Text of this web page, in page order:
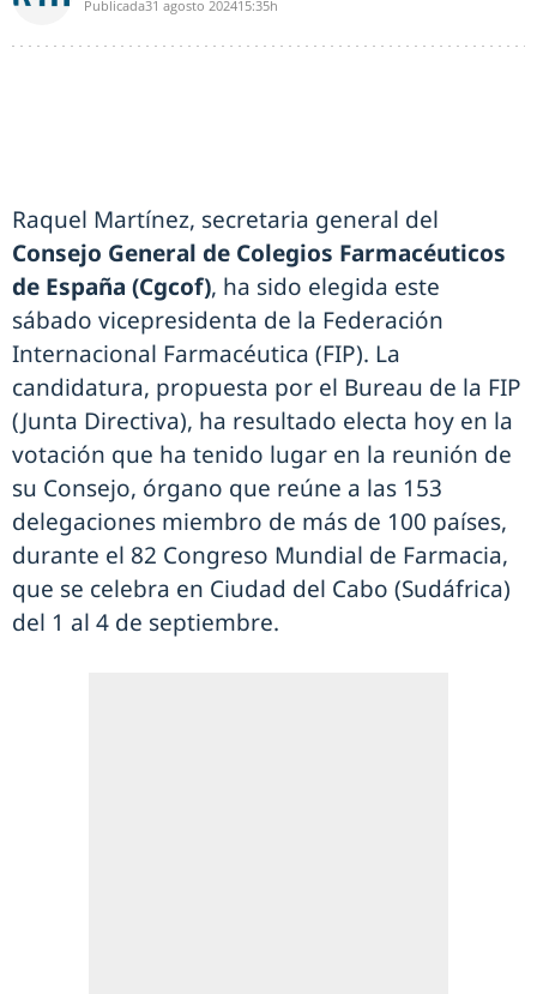
Publicada31 agosto 202415:35h
Raquel Martínez, secretaria general del
Consejo General de Colegios Farmacéuticos
de España (Cgcof), ha sido elegida este
sábado vicepresidenta de la Federación
Internacional Farmacéutica (FIP). La
candidatura, propuesta por el Bureau de la FIP
(Junta Directiva), ha resultado electa hoy en la
votación que ha tenido lugar en la reunión de
su Consejo, órgano que reúne a las 153
delegaciones miembro de más de 100 países,
durante el 82 Congreso Mundial de Farmacia,
que se celebra en Ciudad del Cabo (Sudáfrica)
del 1 al 4 de septiembre.